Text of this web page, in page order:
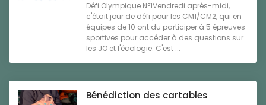
Défi Olympique N°1Vendredi après-midi,
c'était jour de défi pour les CM1/CM2, qui en
équipes de 10 ont du participer à 5 épreuves
sportives pour accéder à des questions sur
les JO et l'écologie. C'est ...
Bénédiction des cartables